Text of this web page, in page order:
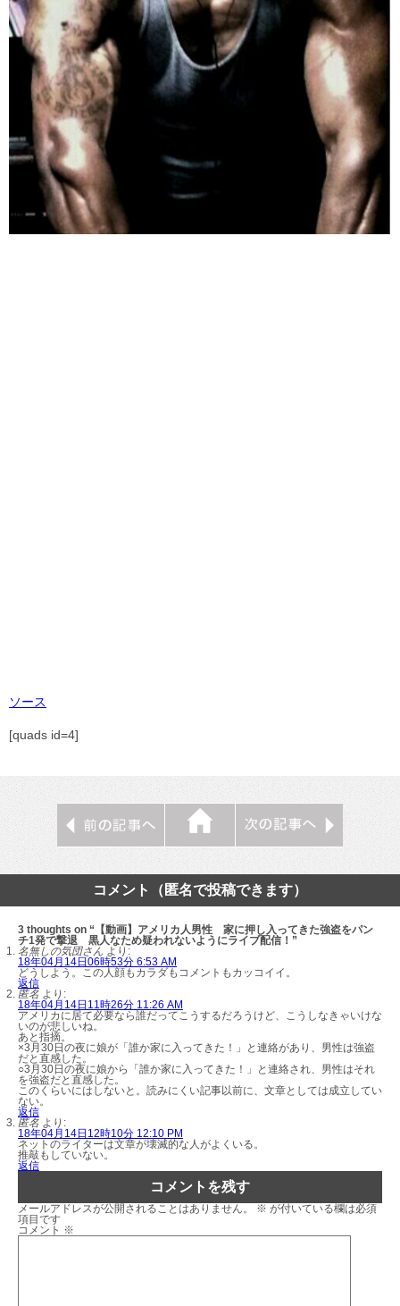
ソース
[quads id=4]
コメント（匿名で投稿できます）
3 thoughts on “【動画】アメリカ人男性 家に押し入ってきた強盗をパン
チ1発で撃退 黒人なため疑われないようにライブ配信！”
名無しの気団さん より:
18年04月14日06時53分 6:53 AM
どうしよう。この人顔もカラダもコメントもカッコイイ。
返信
匿名 より:
18年04月14日11時26分 11:26 AM
アメリカに居て必要なら誰だってこうするだろうけど、こうしなきゃいけな
いのが悲しいね。
あと指摘。
×3月30日の夜に娘が「誰か家に入ってきた！」と連絡があり、男性は強盗
だと直感した。
○3月30日の夜に娘から「誰か家に入ってきた！」と連絡され、男性はそれ
を強盗だと直感した。
このくらいにはしないと。読みにくい記事以前に、文章としては成立してい
ない。
返信
匿名 より:
18年04月14日12時10分 12:10 PM
ネットのライターは文章が壊滅的な人がよくいる。
推敲もしていない。
返信
コメントを残す
メールアドレスが公開されることはありません。 ※ が付いている欄は必須
項目です
コメント ※